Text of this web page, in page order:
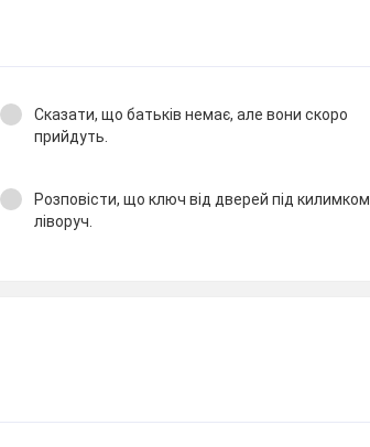
Сказати, що батьків немає, але вони скоро
прийдуть.
Розповісти, що ключ від дверей під килимком
ліворуч.